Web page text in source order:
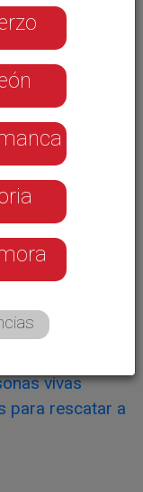
Urzúa, el
vivas
para rescatar a